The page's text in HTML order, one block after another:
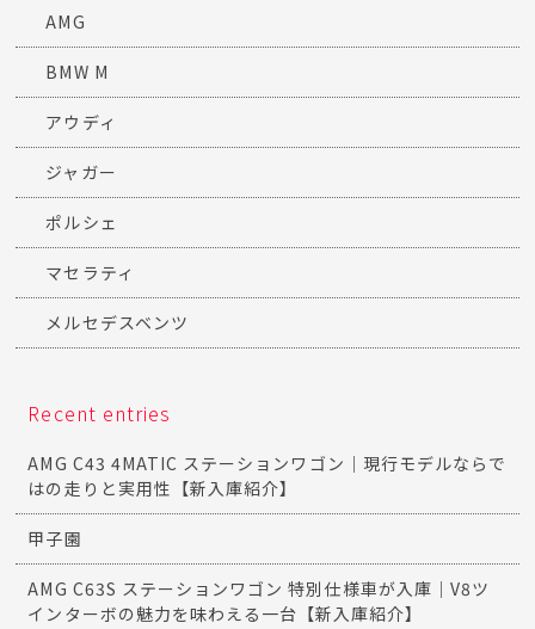
AMG
BMW M
アウディ
ジャガー
ポルシェ
マセラティ
メルセデスベンツ
Recent entries
AMG C43 4MATIC ステーションワゴン｜現行モデルならで
はの走りと実用性【新入庫紹介】
甲子園
AMG C63S ステーションワゴン 特別仕様車が入庫｜V8ツ
インターボの魅力を味わえる一台【新入庫紹介】